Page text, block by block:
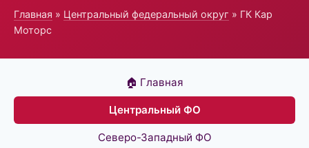
Главная » Центральный федеральный округ » ГК Кар
Моторс
🏠 Главная
Центральный ФО
Северо-Западный ФО